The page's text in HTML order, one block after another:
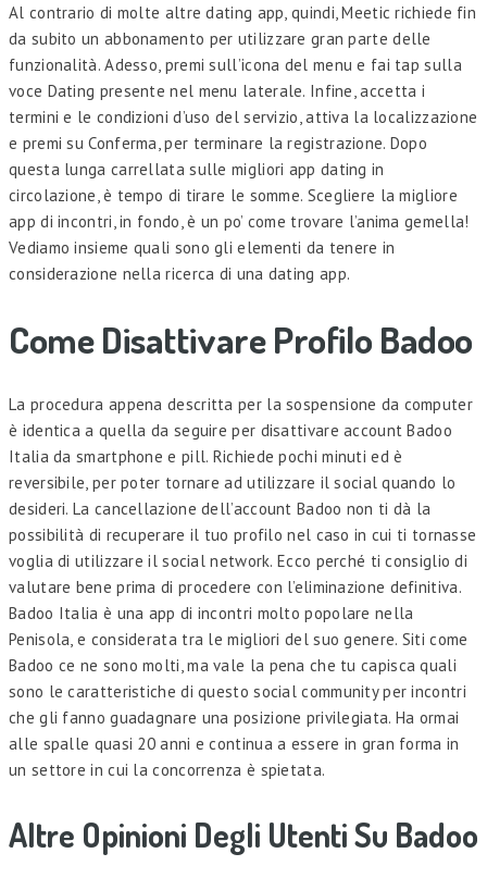
Al contrario di molte altre dating app, quindi, Meetic richiede fin
da subito un abbonamento per utilizzare gran parte delle
funzionalità. Adesso, premi sull’icona del menu e fai tap sulla
voce Dating presente nel menu laterale. Infine, accetta i
termini e le condizioni d’uso del servizio, attiva la localizzazione
e premi su Conferma, per terminare la registrazione. Dopo
questa lunga carrellata sulle migliori app dating in
circolazione, è tempo di tirare le somme. Scegliere la migliore
app di incontri, in fondo, è un po’ come trovare l’anima gemella!
Vediamo insieme quali sono gli elementi da tenere in
considerazione nella ricerca di una dating app.
Come Disattivare Profilo Badoo
La procedura appena descritta per la sospensione da computer
è identica a quella da seguire per disattivare account Badoo
Italia da smartphone e pill. Richiede pochi minuti ed è
reversibile, per poter tornare ad utilizzare il social quando lo
desideri. La cancellazione dell’account Badoo non ti dà la
possibilità di recuperare il tuo profilo nel caso in cui ti tornasse
voglia di utilizzare il social network. Ecco perché ti consiglio di
valutare bene prima di procedere con l’eliminazione definitiva.
Badoo Italia è una app di incontri molto popolare nella
Penisola, e considerata tra le migliori del suo genere. Siti come
Badoo ce ne sono molti, ma vale la pena che tu capisca quali
sono le caratteristiche di questo social community per incontri
che gli fanno guadagnare una posizione privilegiata. Ha ormai
alle spalle quasi 20 anni e continua a essere in gran forma in
un settore in cui la concorrenza è spietata.
Altre Opinioni Degli Utenti Su Badoo